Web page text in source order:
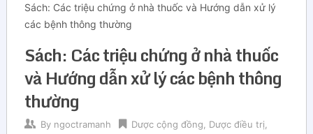
Sách: Các triệu chứng ở nhà thuốc và Hướng dẫn xử lý
các bệnh thông thường
Sách: Các triệu chứng ở nhà thuốc
và Hướng dẫn xử lý các bệnh thông
thường
By ngoctramanh Dược cộng đồng Dược điều trị